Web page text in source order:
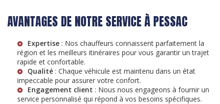
AVANTAGES DE NOTRE SERVICE À PESSAC
Expertise : Nos chauffeurs connaissent parfaitement la
région et les meilleurs itinéraires pour vous garantir un trajet
rapide et confortable.
Qualité : Chaque véhicule est maintenu dans un état
impeccable pour assurer votre confort.
Engagement client : Nous nous engageons à fournir un
service personnalisé qui répond à vos besoins spécifiques.